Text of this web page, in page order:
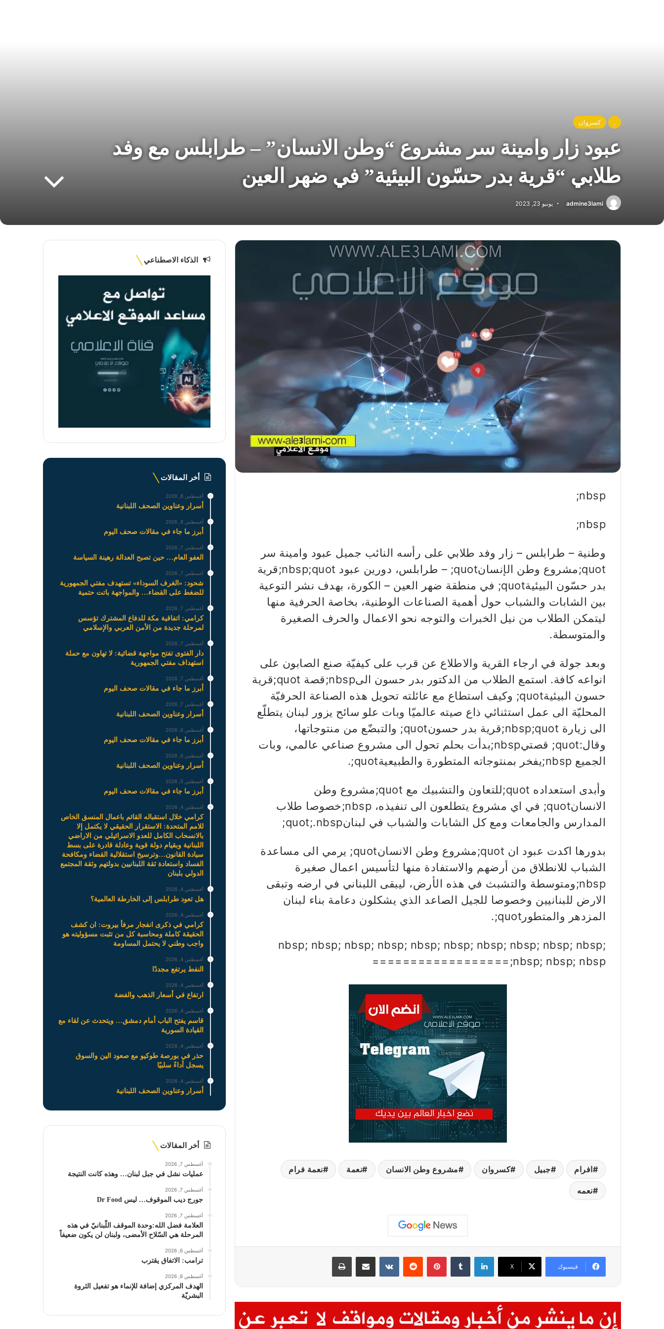
. كسروان
عبود زار وامينة سر مشروع “وطن الانسان” – طرابلس مع وفد
طلابي “قرية بدر حسّون البيئية” في ضهر العين
admine3lami يونيو 23, 2023
nbsp;
nbsp;
وطنية – طرابلس – زار وفد طلابي على رأسه النائب جميل عبود وامينة سر
quot;مشروع وطن الإنسانquot; – طرابلس، دورين عبود nbsp;quot;قرية
بدر حسّون البيئيةquot; في منطقة ضهر العين – الكورة، بهدف نشر التوعية
بين الشابات والشباب حول أهمية الصناعات الوطنية، بخاصة الحرفية منها
ليتمكن الطلاب من نيل الخبرات والتوجه نحو الاعمال والحرف الصغيرة
والمتوسطة.
وبعد جولة في ارجاء القرية والاطلاع عن قرب على كيفيّة صنع الصابون على
انواعه كافة. استمع الطلاب من الدكتور بدر حسون الىnbsp;قصة quot;قرية
حسون البيئيةquot; وكيف استطاع مع عائلته تحويل هذه الصناعة الحرفيّة
المحليّة الى عمل استثنائي ذاع صيته عالميّا وبات علو سائح يزور لبنان يتطلّع
الى زيارة nbsp;quot;قرية بدر حسونquot; والتبضّع من منتوجاتها،
وقال:quot; قصتيnbsp;بدأت بحلم تحول الى مشروع صناعي عالمي، وبات
الجميع nbsp;يفخر بمنتوجاته المتطورة والطبيعيةquot;.
وأبدى استعداده quot;للتعاون والتشبيك مع quot;مشروع وطن
الانسانquot; في اي مشروع يتطلعون الى تنفيذه، nbsp;خصوصا طلاب
المدارس والجامعات ومع كل الشابات والشباب في لبنانquot;.nbsp;
بدورها اكدت عبود ان quot;مشروع وطن الانسانquot; يرمي الى مساعدة
الشباب للانطلاق من أرضهم والاستفادة منها لتأسيس اعمال صغيرة
nbsp;ومتوسطة والتشبث في هذه الأرض، ليبقى اللبناني في ارضه وتبقى
الارض للبنانيين وخصوصا للجيل الصاعد الذي يشكلون دعامة بناء لبنان
المزدهر والمتطورquot;.
nbsp; nbsp; nbsp; nbsp; nbsp; nbsp; nbsp; nbsp; nbsp; nbsp;
nbsp; nbsp; nbsp;==================
افرام جبيل كسروان مشروع وطن الانسان نعمة نعمة فرام
نعمه
فيسبوك X
لينكدإن بينتيريست مشاركة عبر البريد طباعة
الذكاء الاصطناعي
أخر المقالات
أغسطس 8, 2026
أسرار وعناوين الصحف اللبنانية
أغسطس 8, 2026
أبرز ما جاء في مقالات صحف اليوم
أغسطس 7, 2026
العفو العام… حين تصبح العدالة رهينة السياسة
أغسطس 7, 2026
شحود: «الغرف السوداء» تستهدف مفتي الجمهورية
للضغط على القضاء… والمواجهة باتت حتمية
أغسطس 7, 2026
كرامي: اتفاقية مكة للدفاع المشترك تؤسس
لمرحلة جديدة من الأمن العربي والإسلامي
أغسطس 7, 2026
دار الفتوى تفتح مواجهة قضائية: لا تهاون مع حملة
استهداف مفتي الجمهورية
أغسطس 7, 2026
أبرز ما جاء في مقالات صحف اليوم
أغسطس 7, 2026
أسرار وعناوين الصحف اللبنانية
أغسطس 6, 2026
أبرز ما جاء في مقالات صحف اليوم
أغسطس 6, 2026
أسرار وعناوين الصحف اللبنانية
أغسطس 5, 2026
أبرز ما جاء في مقالات صحف اليوم
أغسطس 4, 2026
كرامي خلال استقباله القائم باعمال المنسق الخاص
للامم المتحدة: الاستقرار الحقيقي لا يكتمل إلا
بالانسحاب الكامل للعدو الاسرائيلي من الاراضي
اللبنانية وبقيام دولة قوية وعادلة قادرة على بسط
سيادة القانون…وترسيخ استقلالية القضاء ومكافحة
الفساد واستعادة ثقة اللبنانيين بدولتهم وثقة المجتمع
الدولي بلبنان
أغسطس 4, 2026
هل تعود طرابلس إلى الخارطة العالمية؟
أغسطس 4, 2026
كرامي في ذكرى انفجار مرفأ بيروت: ان كشف
الحقيقة كاملة ومحاسبة كل من تثبت مسؤوليته هو
واجب وطني لا يحتمل المساومة
أغسطس 4, 2026
النفط يرتفع مجددًا
أغسطس 4, 2026
ارتفاع في أسعار الذهب والفضة
أغسطس 4, 2026
قاسم يفتح الباب أمام دمشق… ويتحدث عن لقاء مع
القيادة السورية
أغسطس 4, 2026
حذر في بورصة طوكيو مع صعود الين والسوق
يسجل أداءً سلبيًا
أغسطس 4, 2026
أسرار وعناوين الصحف اللبنانية
أخر المقالات
أغسطس 7, 2026
عمليات نشل في جبل لبنان… وهذه كانت النتيجة
أغسطس 7, 2026
جورج ديب الموقوف… ليس Dr Food
أغسطس 7, 2026
العلامة فضل الله:وحدة الموقف اللّبنانيّ في هذه
المرحلة هي السّلاح الأمضى، ولبنان لن يكون ضعيفاً
أغسطس 6, 2026
ترامب: الاتفاق يقترب
أغسطس 6, 2026
الهدف المركزي إضافة للإنماء هو تفعيل الثروة
البشريّة